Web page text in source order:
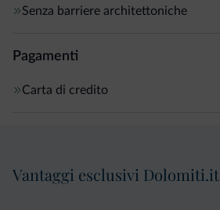
Senza barriere architettoniche
Pagamenti
Carta di credito
Vantaggi esclusivi Dolomiti.it